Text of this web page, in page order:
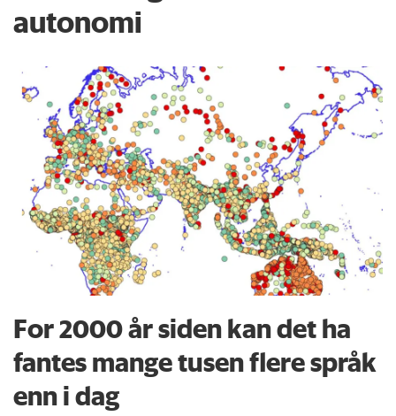
autonomi
For 2000 år siden kan det ha
fantes mange tusen flere språk
enn i dag